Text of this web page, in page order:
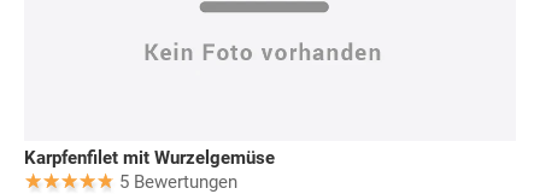
Karpfenfilet mit Wurzelgemüse
5 Bewertungen